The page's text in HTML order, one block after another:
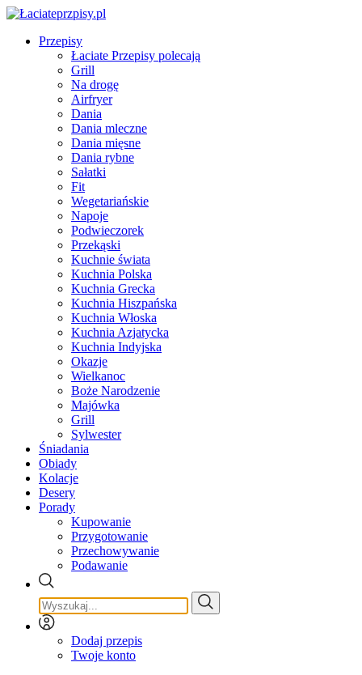
Przepisy
Łaciate Przepisy polecają
Grill
Na drogę
Airfryer
Dania
Dania mleczne
Dania mięsne
Dania rybne
Sałatki
Fit
Wegetariańskie
Napoje
Podwieczorek
Przekąski
Kuchnie świata
Kuchnia Polska
Kuchnia Grecka
Kuchnia Hiszpańska
Kuchnia Włoska
Kuchnia Azjatycka
Kuchnia Indyjska
Okazje
Wielkanoc
Boże Narodzenie
Majówka
Grill
Sylwester
Śniadania
Obiady
Kolacje
Desery
Porady
Kupowanie
Przygotowanie
Przechowywanie
Podawanie
Dodaj przepis
Twoje konto